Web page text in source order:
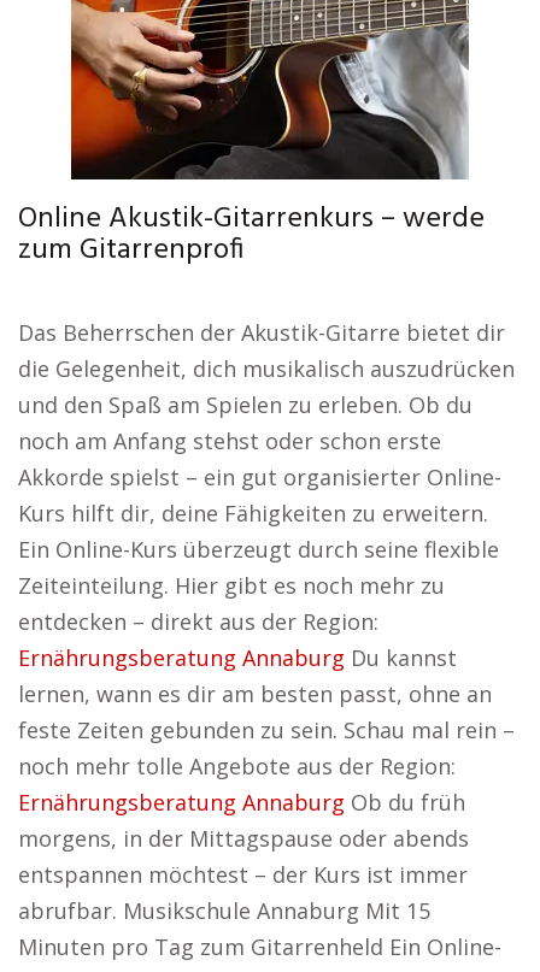
Online Akustik-Gitarrenkurs – werde
zum Gitarrenprofi
Das Beherrschen der Akustik-Gitarre bietet dir
die Gelegenheit, dich musikalisch auszudrücken
und den Spaß am Spielen zu erleben. Ob du
noch am Anfang stehst oder schon erste
Akkorde spielst – ein gut organisierter Online-
Kurs hilft dir, deine Fähigkeiten zu erweitern.
Ein Online-Kurs überzeugt durch seine flexible
Zeiteinteilung. Hier gibt es noch mehr zu
entdecken – direkt aus der Region:
Ernährungsberatung Annaburg Du kannst
lernen, wann es dir am besten passt, ohne an
feste Zeiten gebunden zu sein. Schau mal rein –
noch mehr tolle Angebote aus der Region:
Ernährungsberatung Annaburg Ob du früh
morgens, in der Mittagspause oder abends
entspannen möchtest – der Kurs ist immer
abrufbar. Musikschule Annaburg Mit 15
Minuten pro Tag zum Gitarrenheld Ein Online-